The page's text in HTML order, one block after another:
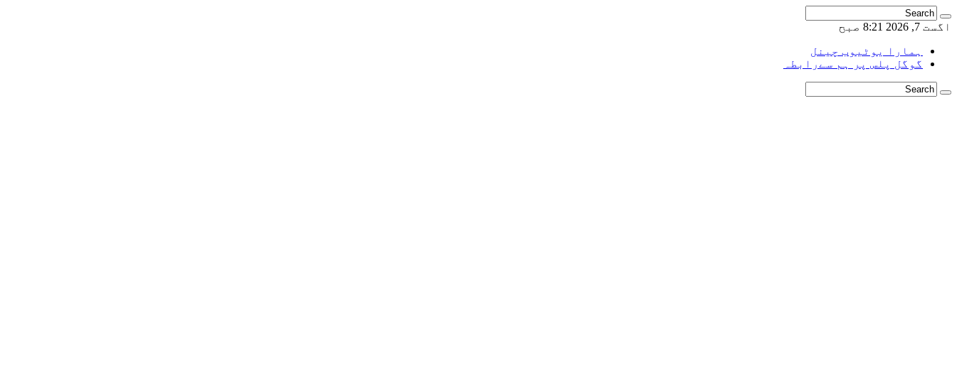
اگست 7, 2026 8:21 صبح
ہمارا یوٹیوب چینل
گوگل پلس پر ہم سےرابطہ